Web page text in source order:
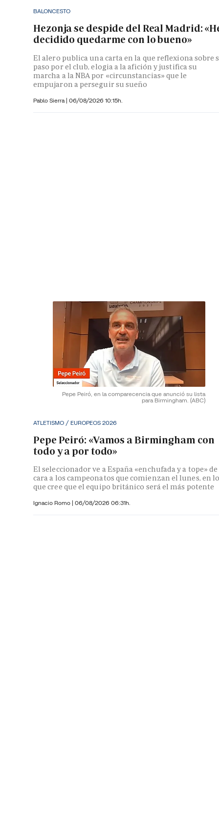
BALONCESTO
Hezonja se despide del Real Madrid:
decidido quedarme con lo bueno»
El alero publica una carta en la que reflexiona sobre
paso por el club, elogia a la afición y justifica su
marcha a la NBA por «circunstancias» que le
empujaron a perseguir su sueño
Pablo Sierra | 06/08/2026 10:15h.
Pepe Peiró, en la comparecencia que anunció su lista
para Birmingham. (ABC)
ATLETISMO / EUROPEOS 2026
Pepe Peiró: «Vamos a Birmingham con
todo y a por todo»
El seleccionador ve a España «enchufada y a tope» de
cara a los campeonatos que comienzan el lunes, en
que cree que el equipo británico será el más potente
Ignacio Romo | 06/08/2026 06:31h.